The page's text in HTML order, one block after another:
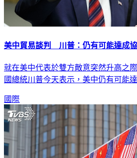
美中貿易談判 川普：仍有可能達成
就在美中代表於雙方敵意突然升高之
國總統川普今天表示，美中仍有可能
國際